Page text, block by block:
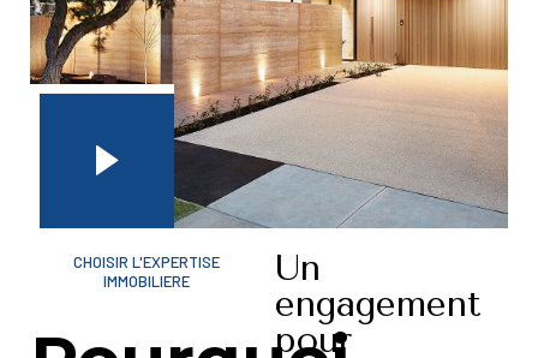
CHOISIR L'EXPERTISE
IMMOBILIERE
Un
engagement
pour